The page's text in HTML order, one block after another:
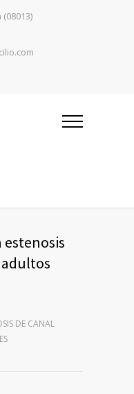
estenosis
DE CANAL